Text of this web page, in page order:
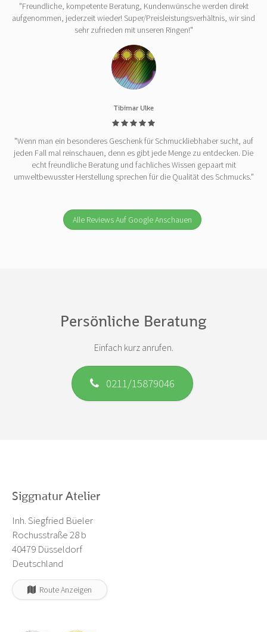
"Freundliche, kompetente Beratung, Kundenwünsche werden direkt
aufgenommen, jederzeit wieder! Super/Preisleistungsverhältnis, wir sind
sehr zufrieden mit unseren Ringen!"
Tibimar Ulke
"Wenn man ein besonderes Geschenk für Schmuckliebhaber sucht, auf
jeden Fall mal reinschauen, denn es gibt jede Menge zu entdecken. Die
echt freundliche Beratung und fachliches Wissen gepaart mit
umweltbewusster Herstellung sprechen für die Qualität des Schmucks."
Alle Reviews Auf Google Anschauen
Persönliche Beratung
Einfach kurz anrufen.
0211/15879046
Siggnatur Atelier
Inh. Siegfried Büeler
Rochusstraße 28 b
40479 Düsseldorf
Deutschland
Route Anzeigen